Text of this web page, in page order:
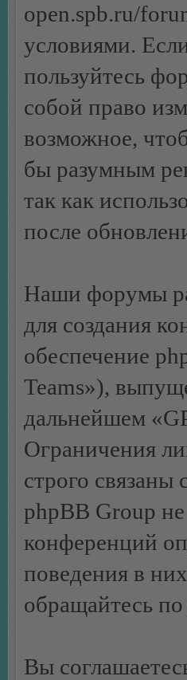
open.spb.ru/
условиями.
пользуйтесь
собой право
возможное,
бы разумным
так как
после
Наши форумы
для создания
обеспечение
Teams»),
дальнейшем
Ограничения
строго
phpBB Group не
конференций
поведения в
обращайтесь
Вы